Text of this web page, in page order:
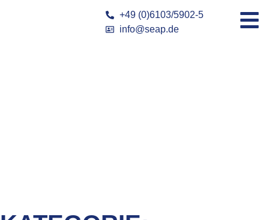
+49 (0)6103/5902-5
info@seap.de